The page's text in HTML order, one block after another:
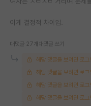
이게 결정적 차이임.
대댓글 27개 대댓글 쓰기
해당 댓글을 보려면 로
해당 댓글을 보려면 로
해당 댓글을 보려면 로
해당 댓글을 보려면 로